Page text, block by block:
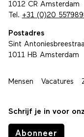
1012 CR Amsterdam
Tel. +31 (0)20
Postadres
Sint
1011 HB Amsterdam
Mensen Vacatures
Schrijf je in voor
Abonneer